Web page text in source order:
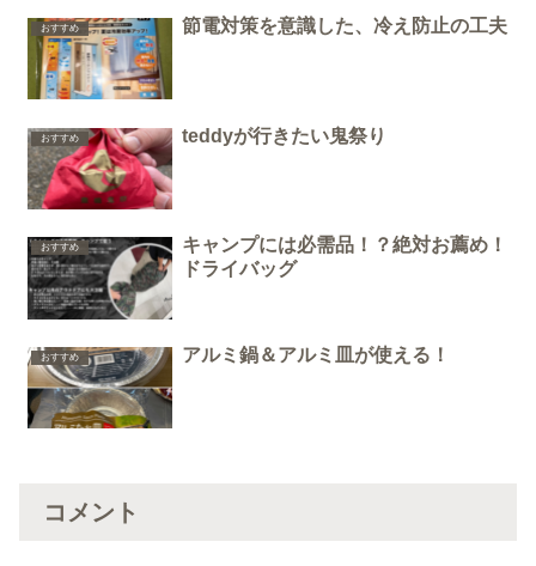
おすすめ 節電対策を意識した、冷え防止の工夫
おすすめ teddyが行きたい鬼祭り
おすすめ
キャンプには必需品！？絶対お薦め！
ドライバッグ
おすすめ アルミ鍋＆アルミ皿が使える！
コメント